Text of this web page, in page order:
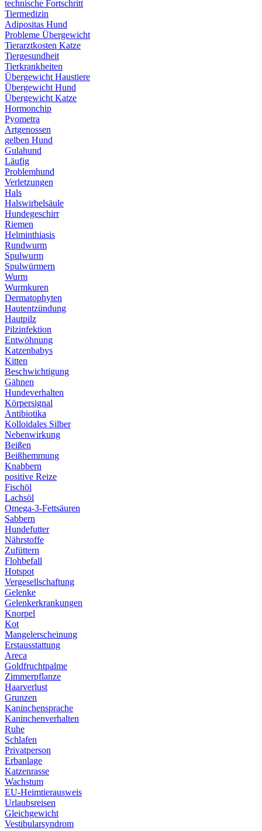
technische Fortschritt
Tiermedizin
Adipositas Hund
Probleme Übergewicht
Tierarztkosten Katze
Tiergesundheit
Tierkrankheiten
Übergewicht Haustiere
Übergewicht Hund
Übergewicht Katze
Hormonchip
Pyometra
Artgenossen
gelben Hund
Gulahund
Läufig
Problemhund
Verletzungen
Hals
Halswirbelsäule
Hundegeschirr
Riemen
Helminthiasis
Rundwurm
Spulwurm
Spulwürmern
Wurm
Wurmkuren
Dermatophyten
Hautentzündung
Hautpilz
Pilzinfektion
Entwöhnung
Katzenbabys
Kitten
Beschwichtigung
Gähnen
Hundeverhalten
Körpersignal
Antibiotika
Kolloidales Silber
Nebenwirkung
Beißen
Beißhemmung
Knabbern
positive Reize
Fischöl
Lachsöl
Omega-3-Fettsäuren
Sabbern
Hundefutter
Nährstoffe
Zufüttern
Flohbefall
Hotspot
Vergesellschaftung
Gelenke
Gelenkerkrankungen
Knorpel
Kot
Mangelerscheinung
Erstausstattung
Areca
Goldfruchtpalme
Zimmerpflanze
Haarverlust
Grunzen
Kaninchensprache
Kaninchenverhalten
Ruhe
Schlafen
Privatperson
Erbanlage
Katzenrasse
Wachstum
EU-Heimtierausweis
Urlaubsreisen
Gleichgewicht
Vestibularsyndrom